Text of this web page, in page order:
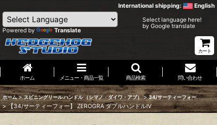
International shipping: English
Powered by Translate
Select language here!
by Google translate
カート
ホーム メニュー・商品一覧 商品検索 問い合わせ
ホーム > スピニングリール ハンドル （シマノ・ダイワ・アブ） > 34/サーティーフォー
> 【34/サーティーフォー】 ZEROGRA ダブルハンドルIV